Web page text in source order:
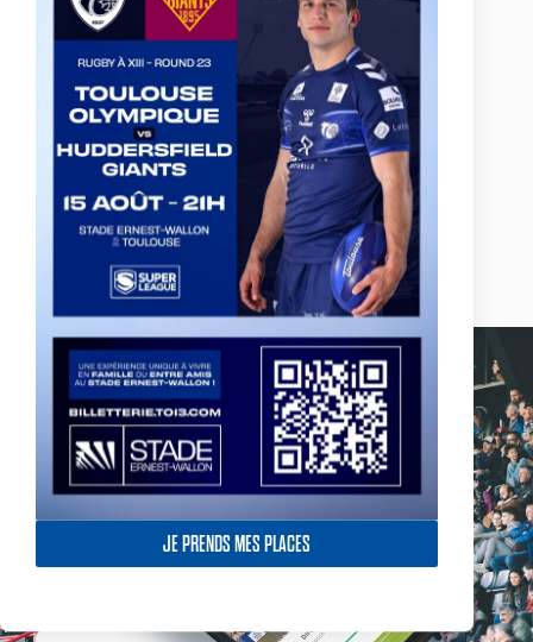
JE PRENDS MES PLACES
Actualités, nouveautés,
billetterie, remises
exceptionnelles dans la